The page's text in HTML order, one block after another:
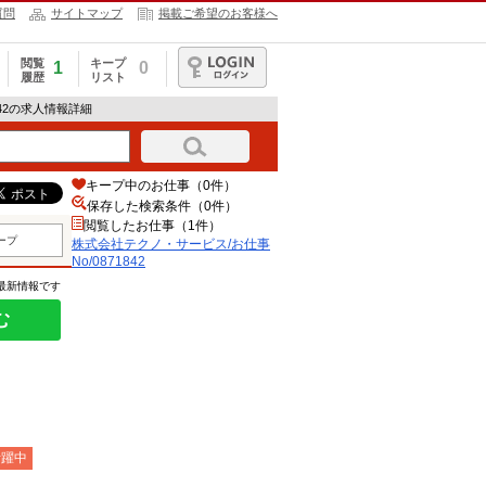
問 サイトマップ 掲載ご希望のお客様へ
閲覧
履歴
1
キープ
リスト
0
ログイン
の求人情報詳細
プ
新情報です
中
キープ中のお仕事（0件）
保存した検索条件（0件）
閲覧したお仕事（1件）
株式会社テクノ・サービス/お仕事
No/0871842